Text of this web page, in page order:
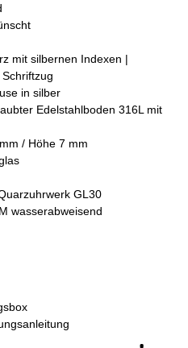
mit silbernen Indexen |
in silber
Edelstahlboden 316L mit
/ Höhe 7 mm
GL30
wasserabweisend